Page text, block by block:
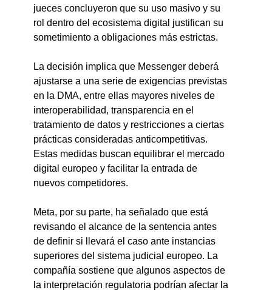
jueces concluyeron que su uso masivo y su
rol dentro del ecosistema digital justifican su
sometimiento a obligaciones más estrictas.
La decisión implica que Messenger deberá
ajustarse a una serie de exigencias previstas
en la DMA, entre ellas mayores niveles de
interoperabilidad, transparencia en el
tratamiento de datos y restricciones a ciertas
prácticas consideradas anticompetitivas.
Estas medidas buscan equilibrar el mercado
digital europeo y facilitar la entrada de
nuevos competidores.
Meta, por su parte, ha señalado que está
revisando el alcance de la sentencia antes
de definir si llevará el caso ante instancias
superiores del sistema judicial europeo. La
compañía sostiene que algunos aspectos de
la interpretación regulatoria podrían afectar la